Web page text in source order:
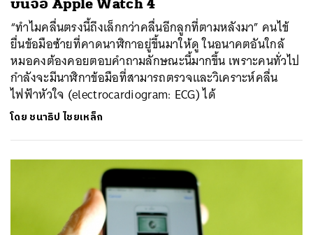
บนจอ Apple Watch 4
“ทำไมคลื่นตรงนี้ถึงเล็กกว่าคลื่นอีกลูกที่ตามหลังมา” คนไข้
ยื่นข้อมือซ้ายที่คาดนาฬิกาอยู่ขึ้นมาให้ดู ในอนาคตอันใกล้
หมอคงต้องคอยตอบคำถามลักษณะนี้มากขึ้น เพราะคนทั่วไป
กำลังจะมีนาฬิกาข้อมือที่สามารถตรวจและวิเคราะห์คลื่น
ไฟฟ้าหัวใจ (electrocardiogram: ECG) ได้
โดย ชนาธิป ไชยเหล็ก